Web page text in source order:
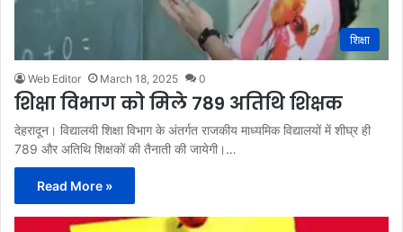
शिक्षा
Web Editor March 18, 2025 0
शिक्षा विभाग को मिले 789 अतिथि शिक्षक
देहरादून। विद्यालयी शिक्षा विभाग के अंतर्गत राजकीय माध्यमिक विद्यालयों में शीघ्र ही
789 और अतिथि शिक्षकों की तैनाती की जायेगी।…
Read More »